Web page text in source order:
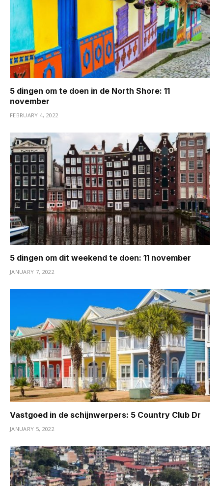
5 dingen om te doen in de North Shore: 11
november
FEBRUARY 4, 2022
5 dingen om dit weekend te doen: 11 november
JANUARY 7, 2022
Vastgoed in de schijnwerpers: 5 Country Club Dr
JANUARY 5, 2022